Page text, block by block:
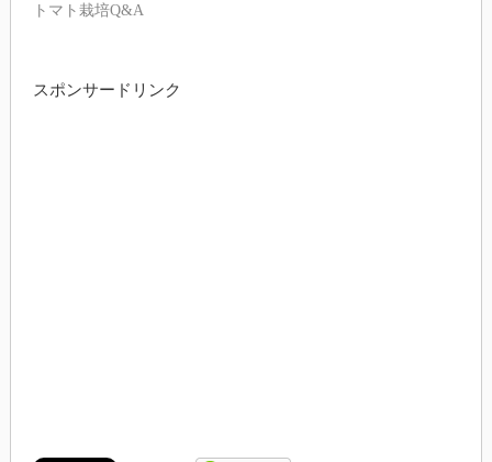
トマト栽培Q&A
スポンサードリンク